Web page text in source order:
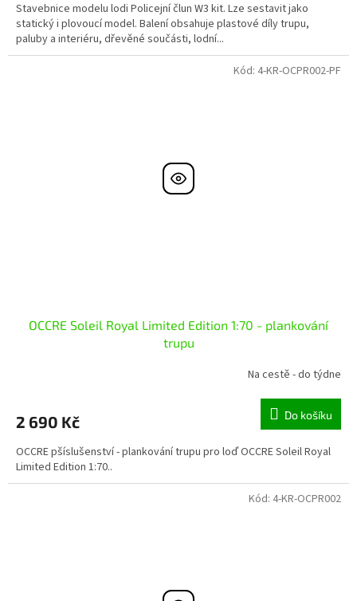
Stavebnice modelu lodi Policejní člun W3 kit. Lze sestavit jako
statický i plovoucí model. Balení obsahuje plastové díly trupu,
paluby a interiéru, dřevěné součásti, lodní...
OCCRE Soleil Royal Limited Edition 1:70 - plankování
trupu
Na cestě - do týdne
2 690 Kč Do košíku
OCCRE pšíslušenství - plankování trupu pro loď OCCRE Soleil Royal
Limited Edition 1:70..
Kód: 4-KR-OCPR002-PF
Kód: 4-KR-OCPR002